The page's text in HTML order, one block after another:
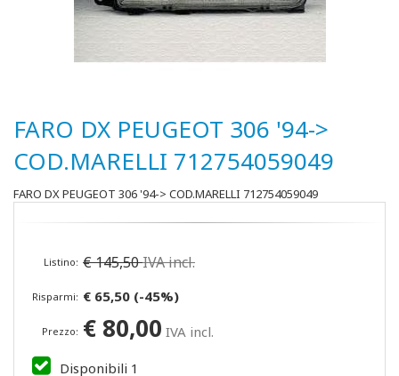
FARO DX PEUGEOT 306 '94->
COD.MARELLI 712754059049
FARO DX PEUGEOT 306 '94-> COD.MARELLI 712754059049
Listino: €145,50IVA incl.
Risparmi: € 65,50 (-45%)
Prezzo: € 80,00 IVA incl.
Disponibili 1